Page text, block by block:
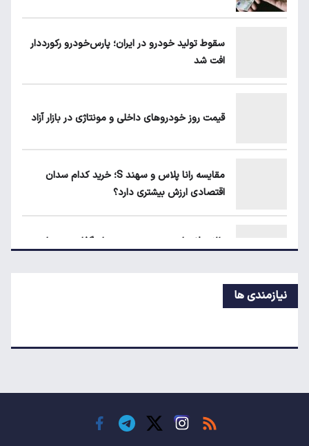
سقوط تولید خودرو در ایران؛ پارس‌خودرو رکورددار
افت شد
قیمت روز خودروهای داخلی و مونتاژی در بازار آزاد
مقایسه رانا پلاس و سهند S؛ خرید کدام سدان
اقتصادی ارزش بیشتری دارد؟
طلا، دلار یا بورس؛ بهترین سرمایه‌گذاری در سایه
نیازمندی ها